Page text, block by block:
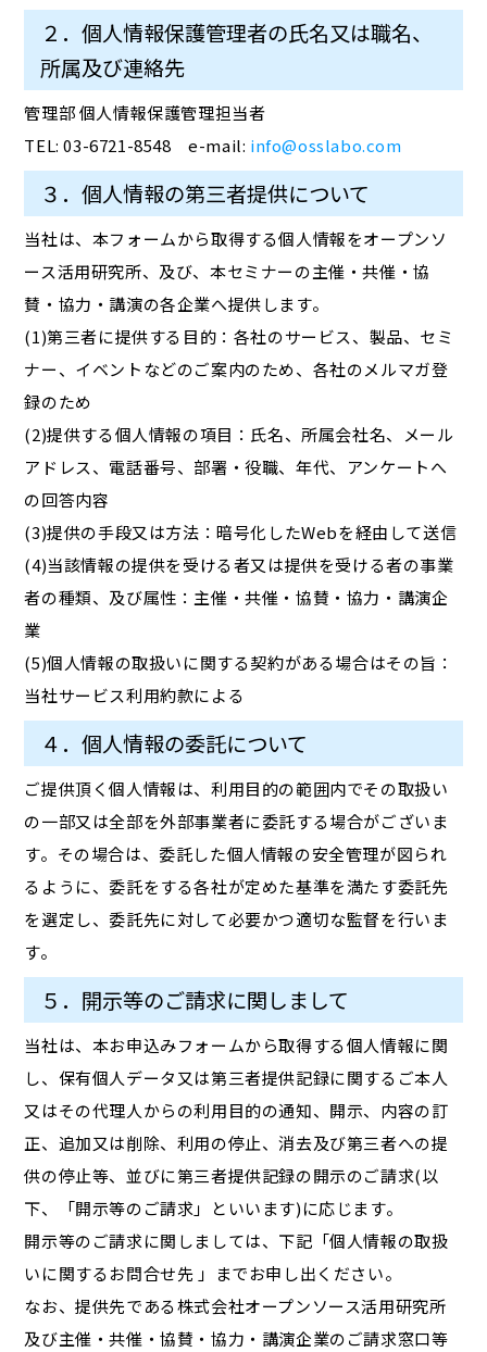
２．個人情報保護管理者の氏名又は職名、
所属及び連絡先
管理部 個人情報保護管理担当者
TEL: 03-6721-8548 e-mail: info@osslabo.com
３．個人情報の第三者提供について
当社は、本フォームから取得する個人情報をオープンソ
ース活用研究所、及び、本セミナーの主催・共催・協
賛・協力・講演の各企業へ提供します。
(1)第三者に提供する目的：各社のサービス、製品、セミ
ナー、イベントなどのご案内のため、各社のメルマガ登
録のため
(2)提供する個人情報の項目：氏名、所属会社名、メール
アドレス、電話番号、部署・役職、年代、アンケートへ
の回答内容
(3)提供の手段又は方法：暗号化したWebを経由して送信
(4)当該情報の提供を受ける者又は提供を受ける者の事業
者の種類、及び属性：主催・共催・協賛・協力・講演企
業
(5)個人情報の取扱いに関する契約がある場合はその旨：
当社サービス利用約款による
４．個人情報の委託について
ご提供頂く個人情報は、利用目的の範囲内でその取扱い
の一部又は全部を外部事業者に委託する場合がございま
す。その場合は、委託した個人情報の安全管理が図られ
るように、委託をする各社が定めた基準を満たす委託先
を選定し、委託先に対して必要かつ適切な監督を行いま
す。
５．開示等のご請求に関しまして
当社は、本お申込みフォームから取得する個人情報に関
し、保有個人データ又は第三者提供記録に関するご本人
又はその代理人からの利用目的の通知、開示、内容の訂
正、追加又は削除、利用の停止、消去及び第三者への提
供の停止等、並びに第三者提供記録の開示のご請求(以
下、「開示等のご請求」といいます)に応じます。
開示等のご請求に関しましては、下記「個人情報の取扱
いに関するお問合せ先 」までお申し出ください。
なお、提供先である株式会社オープンソース活用研究所
及び主催・共催・協賛・協力・講演企業のご請求窓口等